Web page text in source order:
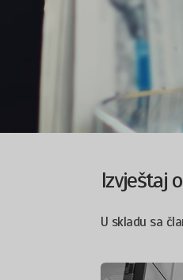
Izvještaj
U skladu sa